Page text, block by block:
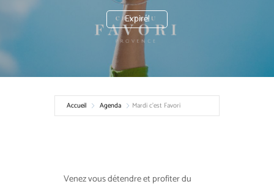
Expiré!
Accueil Agenda Mardi c’est Favori
Venez vous détendre et profiter du